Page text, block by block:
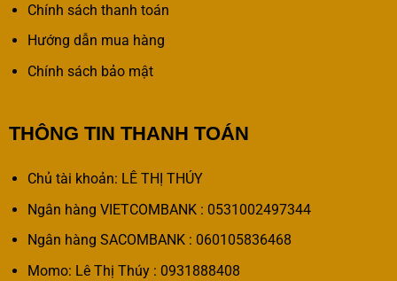
Chính sách thanh toán
Hướng dẫn mua hàng
Chính sách bảo mật
THÔNG TIN THANH TOÁN
Chủ tài khoản: LÊ THỊ THÚY
Ngân hàng VIETCOMBANK : 0531002497344
Ngân hàng SACOMBANK : 060105836468
Momo: Lê Thị Thúy : 0931888408